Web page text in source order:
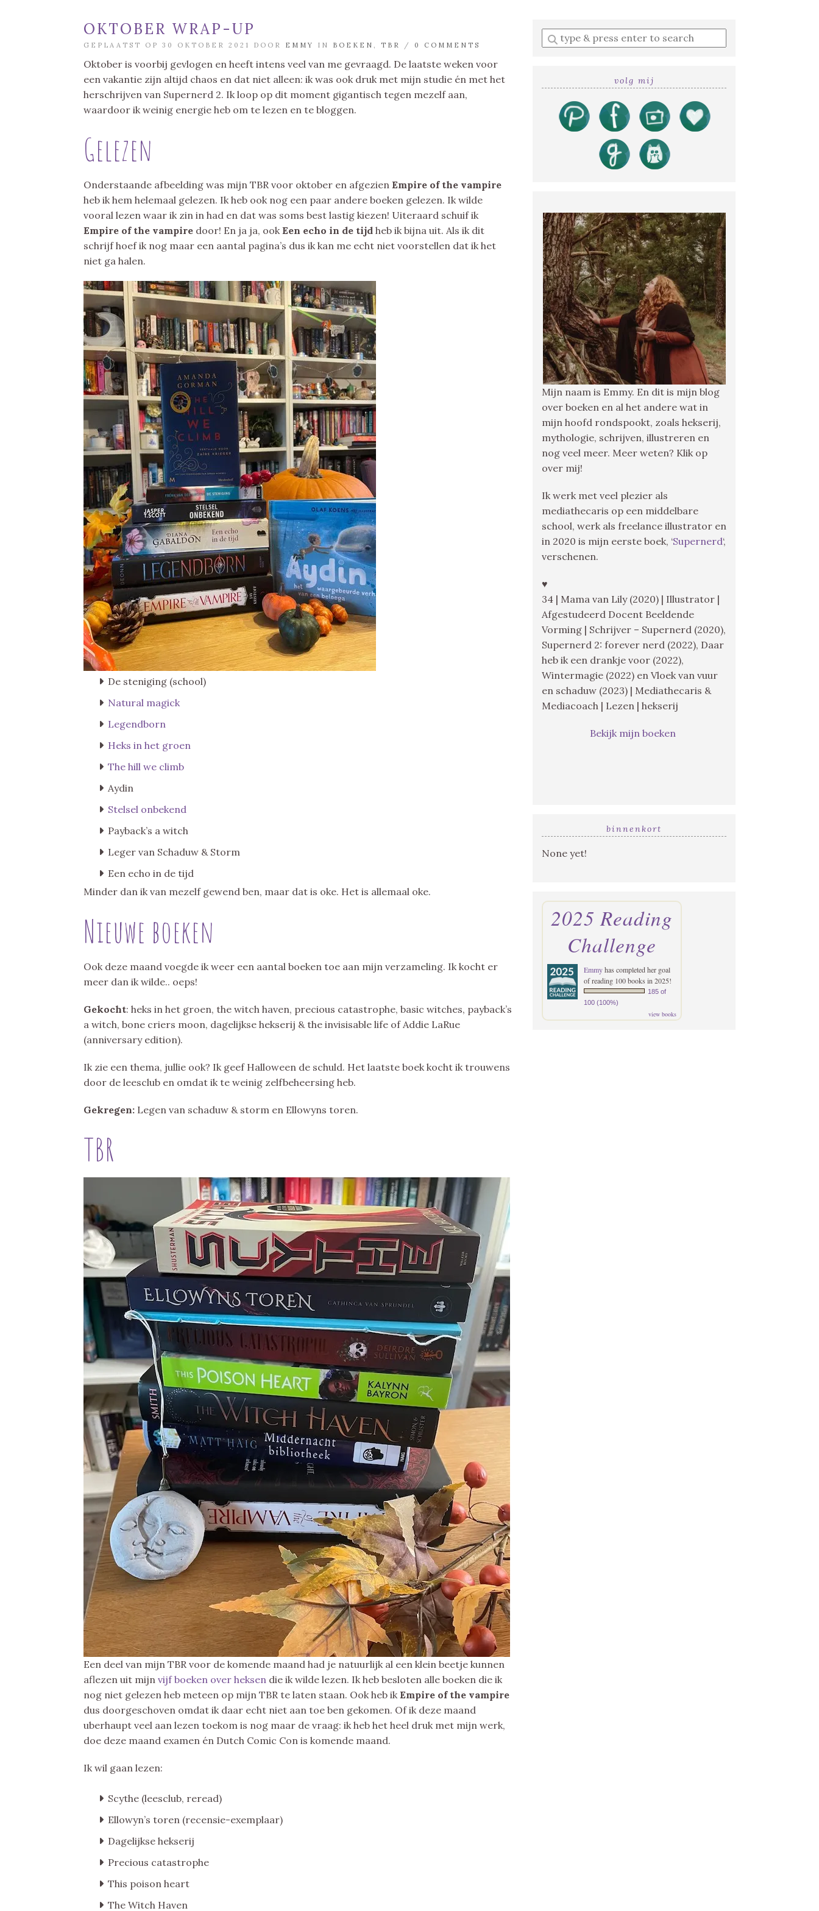
OKTOBER WRAP-UP
GEPLAATST OP 30 OKTOBER 2021 DOOR EMMY IN BOEKEN , TBR / 0 COMMENTS
Oktober is voorbij gevlogen en heeft intens veel van me gevraagd. De laatste weken voor
een vakantie zijn altijd chaos en dat niet alleen: ik was ook druk met mijn studie én met het
herschrijven van Supernerd 2. Ik loop op dit moment gigantisch tegen mezelf aan,
waardoor ik weinig energie heb om te lezen en te bloggen.
Gelezen
Onderstaande afbeelding was mijn TBR voor oktober en afgezien Empire of the vampire
heb ik hem helemaal gelezen. Ik heb ook nog een paar andere boeken gelezen. Ik wilde
vooral lezen waar ik zin in had en dat was soms best lastig kiezen! Uiteraard schuif ik
Empire of the vampire door! En ja ja, ookEen echo in de tijd heb ik bijna uit. Als ik dit
schrijf hoef ik nog maar een aantal pagina’s dus ik kan me echt niet voorstellen dat ik het
niet ga halen.
De steniging (school)
Natural magick
Legendborn
Heks in het groen
The hill we climb
Aydin
Stelsel onbekend
Payback’s a witch
Leger van Schaduw & Storm
Een echo in de tijd
Minder dan ik van mezelf gewend ben, maar dat is oke. Het is allemaal oke.
Nieuwe boeken
Ook deze maand voegde ik weer een aantal boeken toe aan mijn verzameling. Ik kocht er
meer dan ik wilde.. oeps!
Gekocht: heks in het groen, the witch haven, precious catastrophe, basic witches, payback’s
a witch, bone criers moon, dagelijkse hekserij & the invisisable life of Addie LaRue
(anniversary edition).
Ik zie een thema, jullie ook? Ik geef Halloween de schuld. Het laatste boek kocht ik trouwens
door de leesclub en omdat ik te weinig zelfbeheersing heb.
Gekregen: Legen van schaduw & storm en Ellowyns toren.
TBR
Een deel van mijn TBR voor de komende maand had je natuurlijk al een klein beetje kunnen
aflezen uit mijn vijf boeken over heksen die ik wilde lezen. Ik heb besloten alle boeken die ik
nog niet gelezen heb meteen op mijn TBR te laten staan. Ook heb ikEmpire of the vampire
dus doorgeschoven omdat ik daar echt niet aan toe ben gekomen. Of ik deze maand
uberhaupt veel aan lezen toekom is nog maar de vraag: ik heb het heel druk met mijn werk,
doe deze maand examen én Dutch Comic Con is komende maand.
Ik wil gaan lezen:
Scythe (leesclub, reread)
Ellowyn’s toren (recensie-exemplaar)
Dagelijkse hekserij
Precious catastrophe
This poison heart
The Witch Haven
Enter
a
volg mij
Mijn naam is Emmy. En dit is mijn blog
over boeken en al het andere wat in
mijn hoofd rondspookt, zoals hekserij,
mythologie, schrijven, illustreren en
nog veel meer. Meer weten? Klik op
over mij!
Ik werk met veel plezier als
mediathecaris op een middelbare
school, werk als freelance illustrator en
in 2020 is mijn eerste boek, ‘Supernerd‘,
verschenen.
♥
34 | Mama van Lily (2020) | Illustrator |
Afgestudeerd Docent Beeldende
Vorming | Schrijver – Supernerd (2020),
Supernerd 2: forever nerd (2022), Daar
heb ik een drankje voor (2022),
Wintermagie (2022) en Vloek van vuur
en schaduw (2023) | Mediathecaris &
Mediacoach | Lezen | hekserij
Bekijk mijn boeken
binnenkort
None yet!
2025 Reading
Challenge
Emmyhas completed her goal
of reading 100 books in 2025!
185 of
100 (100%)
view books